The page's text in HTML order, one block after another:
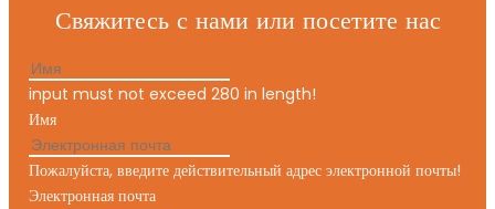
Свяжитесь с нами или посетите нас
input must not exceed 280 in length!
Имя
Пожалуйста, введите действительный адрес электронной почты!
Электронная почта